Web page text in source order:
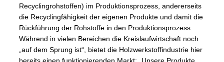
Recyclingrohstoffen) im Produktionsprozess, andererseits
die Recyclingfähigkeit der eigenen Produkte und damit die
Rückführung der Rohstoffe in den Produktionsprozess.
Während in vielen Bereichen die Kreislaufwirtschaft noch
„auf dem Sprung ist“, bietet die Holzwerkstoffindustrie hier